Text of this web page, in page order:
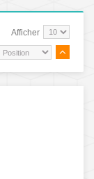
Afficher